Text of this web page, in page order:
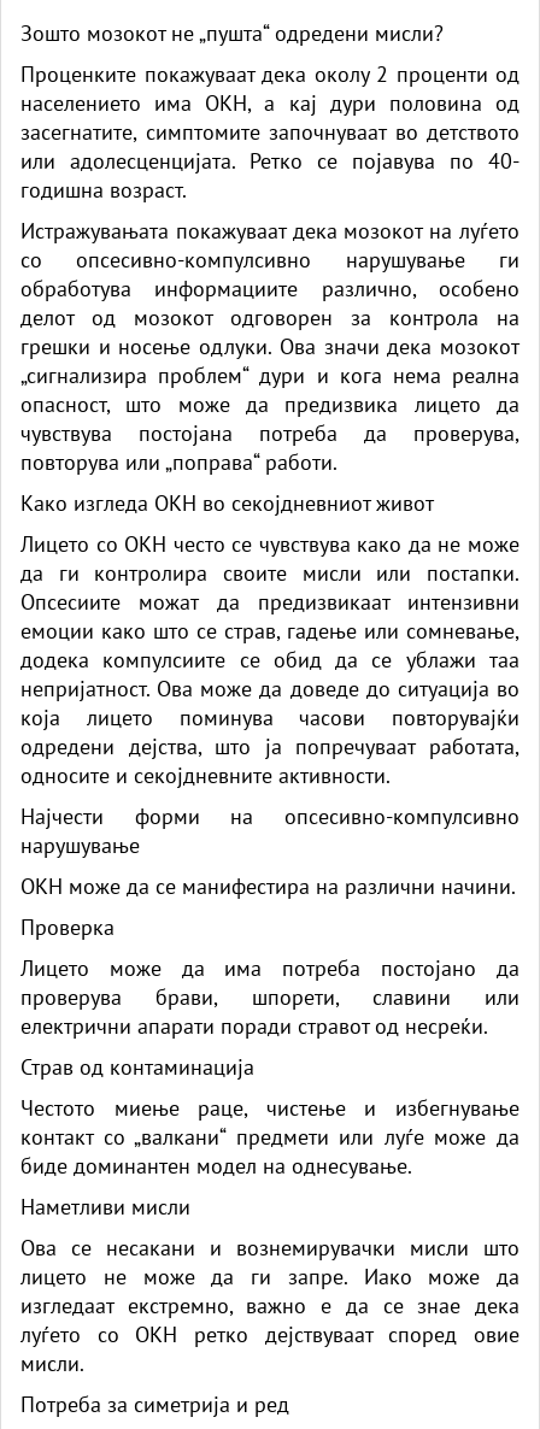
Зошто мозокот не „пушта“ одредени мисли?
Проценките покажуваат дека околу 2 проценти од
населението има ОКН, а кај дури половина од
засегнатите, симптомите започнуваат во детството
или адолесценцијата. Ретко се појавува по 40-
годишна возраст.
Истражувањата покажуваат дека мозокот на луѓето
со опсесивно-компулсивно нарушување ги
обработува информациите различно, особено
делот од мозокот одговорен за контрола на
грешки и носење одлуки. Ова значи дека мозокот
„сигнализира проблем“ дури и кога нема реална
опасност, што може да предизвика лицето да
чувствува постојана потреба да проверува,
повторува или „поправа“ работи.
Како изгледа ОКН во секојдневниот живот
Лицето со ОКН често се чувствува како да не може
да ги контролира своите мисли или постапки.
Опсесиите можат да предизвикаат интензивни
емоции како што се страв, гадење или сомневање,
додека компулсиите се обид да се ублажи таа
непријатност. Ова може да доведе до ситуација во
која лицето поминува часови повторувајќи
одредени дејства, што ја попречуваат работата,
односите и секојдневните активности.
Најчести форми на опсесивно-компулсивно
нарушување
ОКН може да се манифестира на различни начини.
Проверка
Лицето може да има потреба постојано да
проверува брави, шпорети, славини или
електрични апарати поради стравот од несреќи.
Страв од контаминација
Честото миење раце, чистење и избегнување
контакт со „валкани“ предмети или луѓе може да
биде доминантен модел на однесување.
Наметливи мисли
Ова се несакани и вознемирувачки мисли што
лицето не може да ги запре. Иако може да
изгледаат екстремно, важно е да се знае дека
луѓето со ОКН ретко дејствуваат според овие
мисли.
Потреба за симетрија и ред